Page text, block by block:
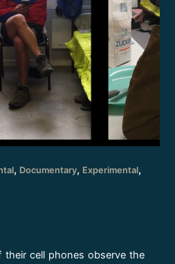
, Documentary, Experimental,
their cell phones observe the